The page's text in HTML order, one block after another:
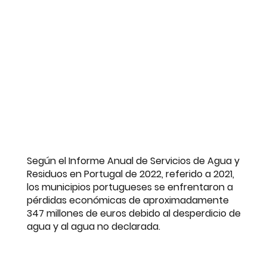
Según el Informe Anual de Servicios de Agua y
Residuos en Portugal de 2022, referido a 2021,
los municipios portugueses se enfrentaron a
pérdidas económicas de aproximadamente
347 millones de euros debido al desperdicio de
agua y al agua no declarada.